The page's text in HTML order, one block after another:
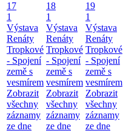
17
1
Výstava
Renáty
Tropkové
- Spojení
země s
vesmírem
Zobrazit
všechny
záznamy
ze dne
18
1
Výstava
Renáty
Tropkové
- Spojení
země s
vesmírem
Zobrazit
všechny
záznamy
ze dne
19
1
Výstava
Renáty
Tropkové
- Spojení
země s
vesmírem
Zobrazit
všechny
záznamy
ze dne